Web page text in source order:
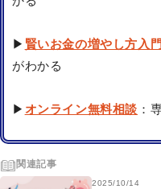
▶ 賢いお金の増やし方入門
がわかる
▶ オンライン無料相談 ：
関連記事
2025/10/14